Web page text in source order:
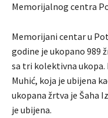
Memorijalnog centra
Memorijani centar u
godine je ukopano 989
sa tri kolektivna ukopa.
Muhić, koja je ubijena
ukopana žrtva je Šaha
je ubijena.